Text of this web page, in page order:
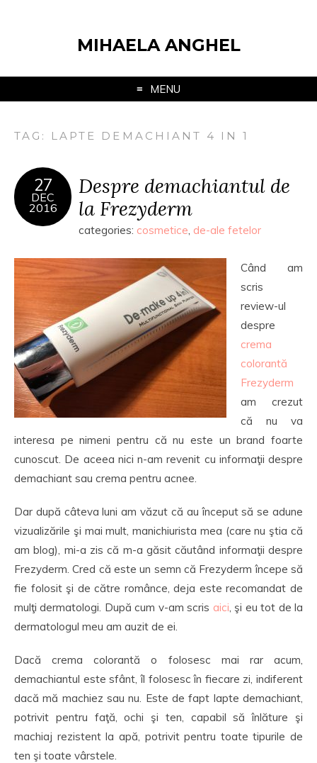
MIHAELA ANGHEL
MENU
TAG: LAPTE DEMACHIANT 4 IN 1
27
DEC
2016
Despre demachiantul de
la Frezyderm
categories: cosmetice, de-ale fetelor
Când am
scris
review-ul
despre
crema
colorantă
Frezyderm
am crezut
că nu va
interesa pe nimeni pentru că nu este un brand foarte
cunoscut. De aceea nici n-am revenit cu informaţii despre
demachiant sau crema pentru acnee.
Dar după câteva luni am văzut că au început să se adune
vizualizările şi mai mult, manichiurista mea (care nu ştia că
am blog), mi-a zis că m-a găsit căutând informaţii despre
Frezyderm. Cred că este un semn că Frezyderm începe să
fie folosit şi de către românce, deja este recomandat de
mulţi dermatologi. După cum v-am scris aici, şi eu tot de la
dermatologul meu am auzit de ei.
Dacă crema colorantă o folosesc mai rar acum,
demachiantul este sfânt, îl folosesc în fiecare zi, indiferent
dacă mă machiez sau nu. Este de fapt lapte demachiant,
potrivit pentru faţă, ochi şi ten, capabil să înlăture şi
machiaj rezistent la apă, potrivit pentru toate tipurile de
ten şi toate vârstele.